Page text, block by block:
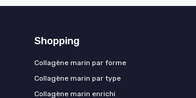
Shopping
Collagène marin par forme
Collagène marin par type
Collagène marin enrichi